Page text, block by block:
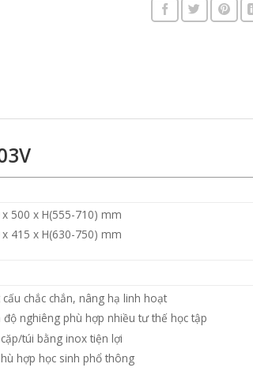
500 x H(555-710) mm
415 x H(630-750) mm
chắc chắn, nâng hạ linh hoạt
nghiêng phù hợp nhiều tư thế học tập
túi bằng inox tiện lợi
hợp học sinh phổ thông